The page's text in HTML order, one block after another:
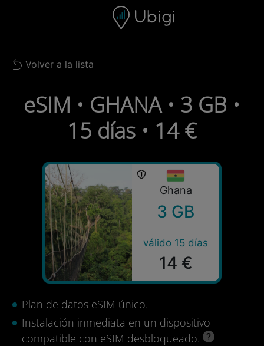
Barra de navegación
Back to list
Volver a la lista
eSIM • GHANA • 3 GB •
15 días • 14 €
Ghana
3 GB
válido 15 días
14 €
Plan de datos eSIM único.
Instalación inmediata en un dispositivo
compatible con eSIM desbloqueado.